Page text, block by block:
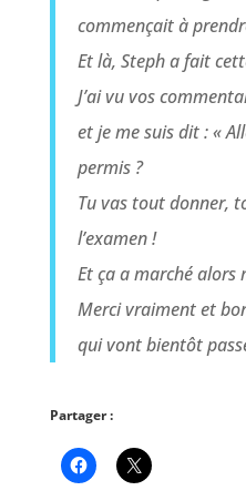
commençait à
Et là, Steph a fait
J’ai vu vos
et je me suis dit : «
permis ?
Tu vas tout donner,
l’examen !
Et ça a marché alors
Merci vraiment et
qui vont bientôt
Partager :